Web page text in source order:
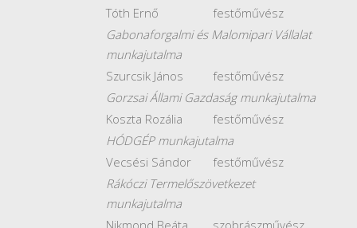
Tóth Ernő
festőművész
Gabonaforgalmi és Malomipari Vállalat
munkajutalma
Szurcsik János
festőművész
Gorzsai Állami Gazdaság munkajutalma
Koszta Rozália
festőművész
HÓDGÉP munkajutalma
Vecsési Sándor
festőművész
Rákóczi Termelőszövetkezet
munkajutalma
Nikmond Beáta
szobrászművész